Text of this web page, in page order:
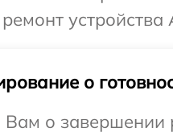
о
о завершении